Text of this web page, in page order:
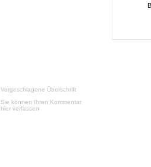
Vorgeschlagene Überschrift
Sie können Ihren Kommentar
hier verfassen